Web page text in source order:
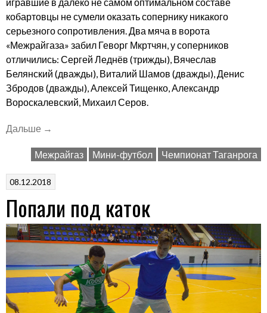
кобартовцы не сумели оказать сопернику никакого
серьезного сопротивления. Два мяча в ворота
«Межрайгаза» забил Геворг Мкртчян, у соперников
отличились: Сергей Леднёв (трижды), Вячеслав
Белянский (дважды), Виталий Шамов (дважды), Денис
Збродов (дважды), Алексей Тищенко, Александр
Вороскалевский, Михаил Серов.
Дальше «Не
сто
→
Межрайгаз Мини-футбол Чемпионат Таганрога
08.12.2018
Попали под каток